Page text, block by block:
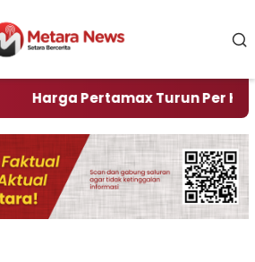
Harga Pertamax Turun Per Hari Ini,